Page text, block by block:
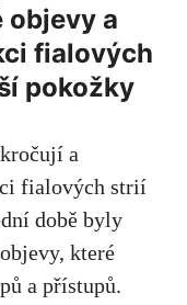
objevy a
fialových
pokožky
a
fialových strií
době byly
které
a přístupů.